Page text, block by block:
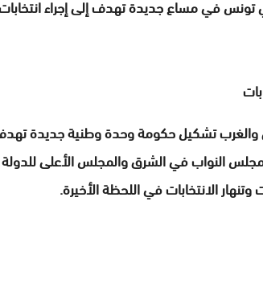
تونس في مساع جديدة تهدف إلى إجراء
تشكيل حكومة وحدة وطنية جديدة
النواب في الشرق والمجلس الأعلى
الانتخابات في اللحظة الأخيرة.